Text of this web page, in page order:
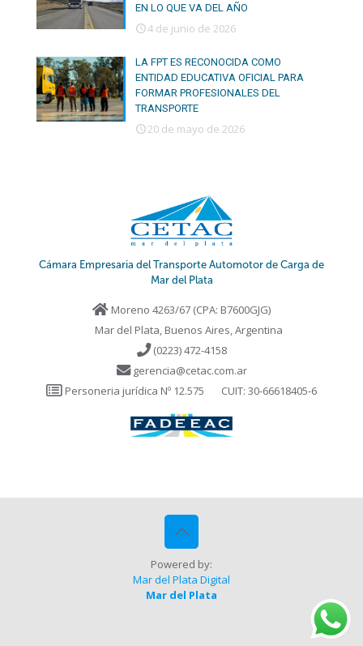
EN LO QUE VA DEL AÑO
4 de junio de 2026
LA FPT ES RECONOCIDA COMO
ENTIDAD EDUCATIVA OFICIAL PARA
FORMAR PROFESIONALES DEL
TRANSPORTE
20 de mayo de 2026
Cámara Empresaria del Transporte Automotor de Carga de
Mar del Plata
Moreno 4263/67 (CPA: B7600GJG)
Mar del Plata, Buenos Aires, Argentina
(0223) 472-4158
gerencia@cetac.com.ar
Personeria jurídica Nº 12.575 CUIT: 30-66618405-6
Powered by:
Mar del Plata Digital
Mar del Plata